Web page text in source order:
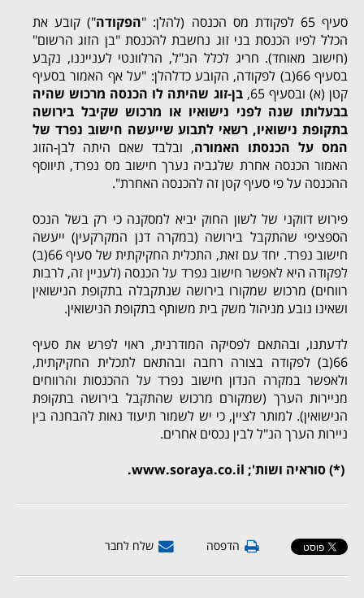
סעיף 65 לפקודת מס הכנסה (להלן: "
הפקודה") קובע את
הכלל לפיו הכנסת בני זוג נחשבת להכנסת "בן הזוג הרשום"
(חישוב מאוחד). חריג לכלל הנ"ל, הרלוונטי לענייננו, נקבע
בסעיף 66(ב) לפקודה, הקובע כדלהלן: "על אף האמור בסעיף
קטן (א) ובסעיף 65,
בן-זוג שהיתה לו הכנסה מרכוש שהיה
בבעלותו שנה לפני נישואיו או מרכוש שקיבל בירושה
בתקופת נישואיו, רשאי לתבוע שייעשה חישוב נפרד של
המס על הכנסתו האמורה, ובלבד שאם היתה לבן-הזוג
האמור הכנסה אחרת שלגביה נערך חישוב מס נפרד, תיווסף
ההכנסה על פי סעיף קטן זה להכנסה האחרת".
פירוש דווקני של לשון החוק יביא למסקנה כי רק בשל הנכס
הספציפי שהתקבל בירושה (במקרה דנן המקרקעין) ייעשה
חישוב נפרד. יחד עם זאת, התכלית החקיקתית של סעיף 66(ב)
לפקודה היא לאפשר חישוב נפרד על הכנסה (לעניין זה, לרבות
רווחים) מרכוש שמקורו בירושה שנתקבלה בתקופת הנישואין
ושאינו נובע מניהול משק בית משותף בתקופת הנישואין.
לדעתנו, ובהתאם לפסיקה המודרנית, ראוי לפרש את סעיף
66(ב) לפקודה בצורה רחבה ובהתאם לתכלית החקיקתית,
ולאפשר במקרה הנדון חישוב נפרד על ההכנסות והרווחים
מניירות הערך (שמקורם מרכוש שהתקבל בירושה בתקופת
הנישואין). למותר לציין, כי יש לשמור תיעוד נאות להבחנה בין
ניירות הערך הנ"ל לבין נכסים אחרים.
(*) סוראיה ושות'; www.soraya.co.il
.
הדפסה שלח לחבר